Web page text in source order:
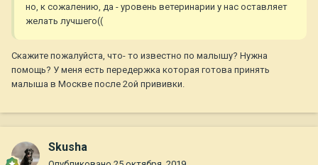
но, к сожалению, да - уровень ветеринарии у нас оставляет
желать лучшего((
Скажите пожалуйста, что- то известно по малышу? Нужна
помощь? У меня есть передержка которая готова принять
малыша в Москве после 2ой прививки.
Skusha